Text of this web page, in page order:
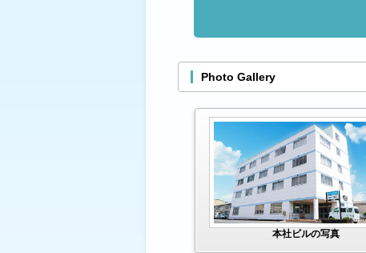
Photo Gallery
本社ビルの写真